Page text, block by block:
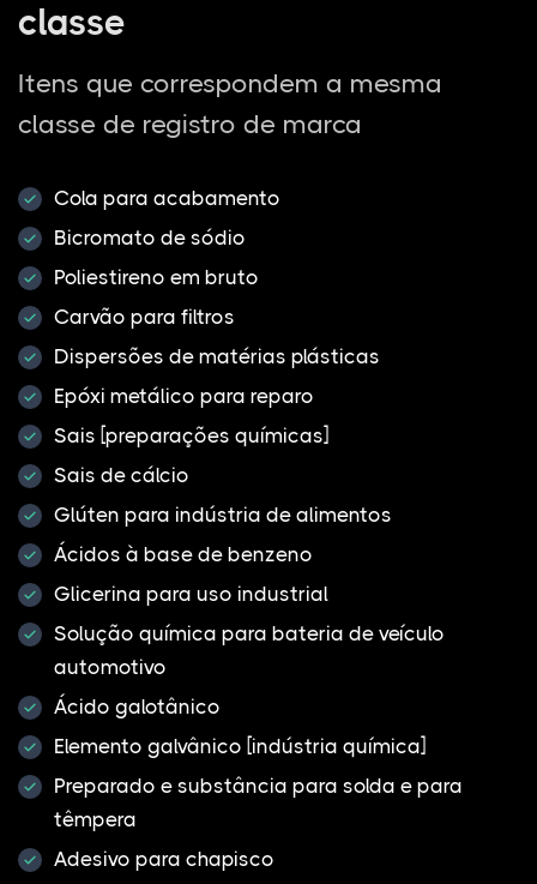
classe
Itens que correspondem a mesma
classe de registro de marca
Cola para acabamento
Bicromato de sódio
Poliestireno em bruto
Carvão para filtros
Dispersões de matérias plásticas
Epóxi metálico para reparo
Sais [preparações químicas]
Sais de cálcio
Glúten para indústria de alimentos
Ácidos à base de benzeno
Glicerina para uso industrial
Solução química para bateria de veículo
automotivo
Ácido galotânico
Elemento galvânico [indústria química]
Preparado e substância para solda e para
têmpera
Adesivo para chapisco